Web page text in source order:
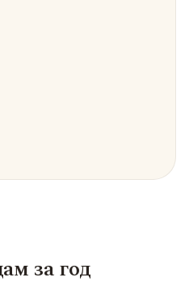
за год